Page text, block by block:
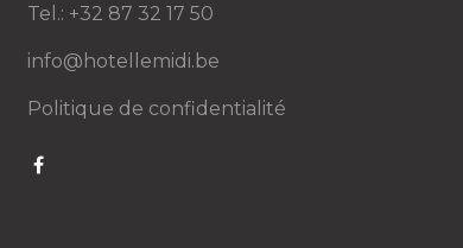
Tel.: +32 87 32 17 50
info@hotellemidi.be
Politique de confidentialité